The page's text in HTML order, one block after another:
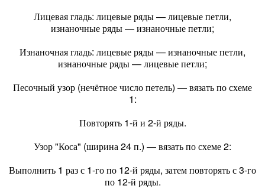
Лицевая гладь: лицевые ряды — лицевые петли,
изнаночные ряды — изнаночные петли;
Изнаночная гладь: лицевые ряды — изнаночные петли,
изнаночные ряды — лицевые петли;
Песочный узор (нечётное число петель) — вязать по схеме
1:
Повторять 1-й и 2-й ряды.
Узор "Коса" (ширина 24 п.) — вязать по схеме 2:
Выполнить 1 раз с 1-го по 12-й ряды, затем повторять с 3-го
по 12-й ряды.